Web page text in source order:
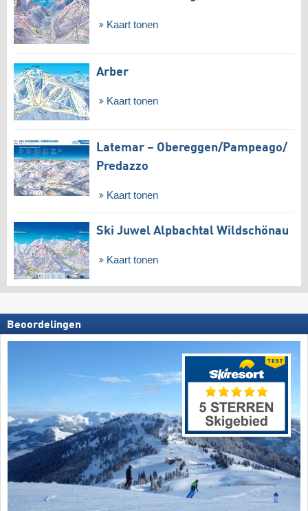
Kaart tonen
Arber
Kaart tonen
Latemar – Obereggen/​Pampeago/​
Predazzo
Kaart tonen
Ski Juwel Alpbachtal Wildschönau
Kaart tonen
Beoordelingen